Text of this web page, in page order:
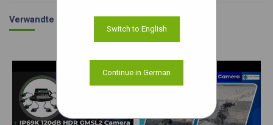
Verwandte Videos
Switch to English
Continue in German